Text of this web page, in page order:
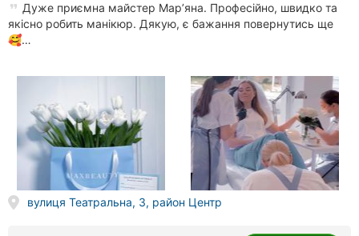
Ужгород
Карпати
Дуже приємна майстер Марʼяна. Професійно, швидко та
якісно робить манікюр. Дякую, є бажання повернутись ще
🥰…
вулиця Театральна, 3, район Центр